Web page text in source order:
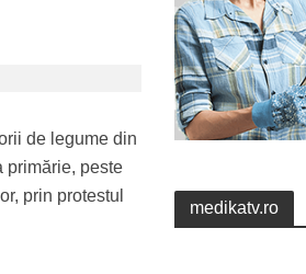
de legume din
primărie, peste
prin protestul
medikatv.ro